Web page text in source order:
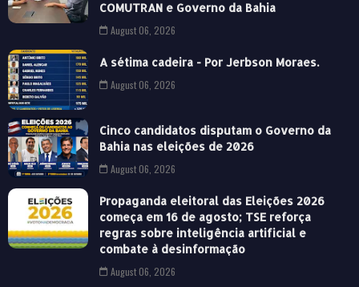
COMUTRAN e Governo da Bahia
August 06, 2026
A sétima cadeira - Por Jerbson Moraes.
August 06, 2026
Cinco candidatos disputam o Governo da
Bahia nas eleições de 2026
August 06, 2026
Propaganda eleitoral das Eleições 2026
começa em 16 de agosto; TSE reforça
regras sobre inteligência artificial e
combate à desinformação
August 06, 2026